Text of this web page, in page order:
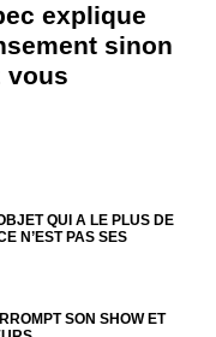
explique
sinon
vous
QUI A LE PLUS DE
N’EST PAS SES
SON SHOW ET